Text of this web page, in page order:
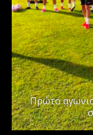
Πρώτο